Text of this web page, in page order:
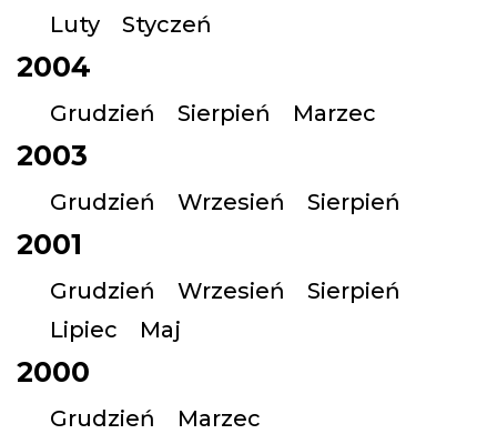
Luty Styczeń
2004
Grudzień Sierpień Marzec
2003
Grudzień Wrzesień Sierpień
2001
Grudzień Wrzesień
Sierpień
Lipiec
Maj
2000
Grudzień Marzec